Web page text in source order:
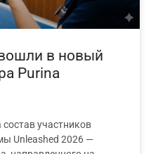
в новый
Purina
участников
Unleashed 2026 —